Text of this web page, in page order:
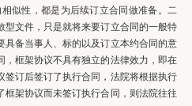
似性，都是为后续订立合同做准备。二
型文件，只是就将来要订立合同的一般特
具备当事人、标的以及订立本约合同的意
，框架协议不具有独立的法律效力，即在
签订后签订了执行合同，法院将根据执行
架协议而未签订执行合同，则法院往往